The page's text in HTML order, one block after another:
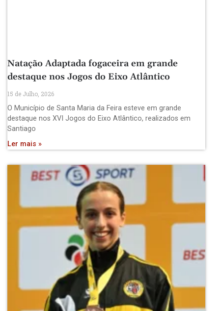
Natação Adaptada fogaceira em grande
destaque nos Jogos do Eixo Atlântico
15 de Julho, 2026
O Município de Santa Maria da Feira esteve em grande
destaque nos XVI Jogos do Eixo Atlântico, realizados em
Santiago
Ler mais »